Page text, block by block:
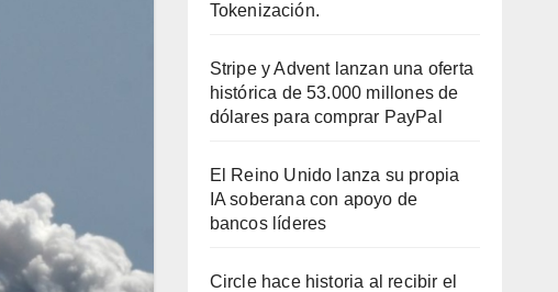
Tokenización.
Stripe y Advent lanzan una oferta
histórica de 53.000 millones de
dólares para comprar PayPal
El Reino Unido lanza su propia
IA soberana con apoyo de
bancos líderes
Circle hace historia al recibir el